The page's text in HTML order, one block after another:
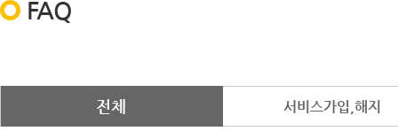
FAQ
전체 서비스가입,해지